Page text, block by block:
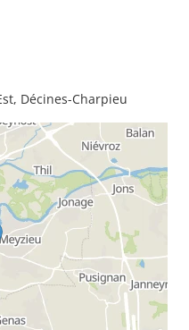
Décines-Charpieu